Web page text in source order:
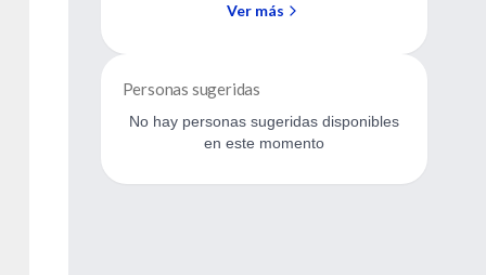
Ver más
Personas sugeridas
No hay personas sugeridas disponibles
en este momento